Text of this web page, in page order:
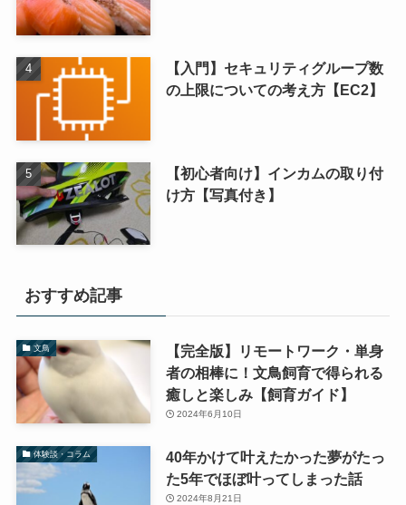
【入門】セキュリティグループ数
の上限についての考え方【EC2】
【初心者向け】インカムの取り付
け方【写真付き】
おすすめ記事
文鳥
【完全版】リモートワーク・単身
者の相棒に！文鳥飼育で得られる
癒しと楽しみ【飼育ガイド】
2024年6月10日
体験談・コラム
40年かけて叶えたかった夢がたっ
た5年でほぼ叶ってしまった話
2024年8月21日